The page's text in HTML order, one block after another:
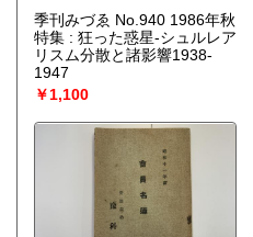
季刊みづゑ No.940 1986年秋
特集 : 狂った惑星-シュルレア
リスム分散と諸影響1938-
1947
￥1,100